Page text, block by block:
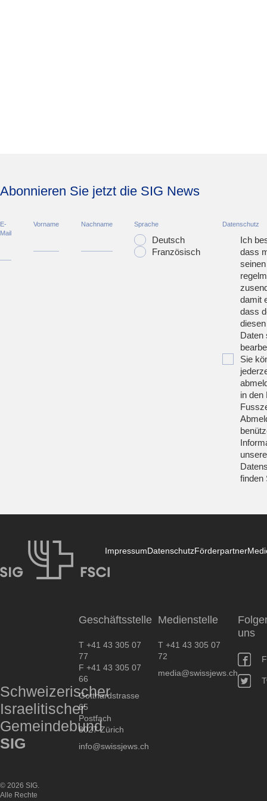
Abonnieren Sie jetzt die SIG News
E-
Mail
Vorname Nachname Sprache
Deutsch
Französisch
Datenschutz
Ich
dass
damit
dass
Daten
Sie
in den
finden
ImpressumDatenschutzFörderpartner
Schweizerischer
Israelitischer
Gemeindebund
SIG
Geschäftsstelle
T +41 43 305 07
77
F +41 43 305 07
66
Gotthardstrasse
65
Postfach
8027 Zürich
info@swissjews.ch
Medienstelle
T +41 43 305 07
72
media@swissjews.ch
uns
© 2026 SIG.
Alle Rechte